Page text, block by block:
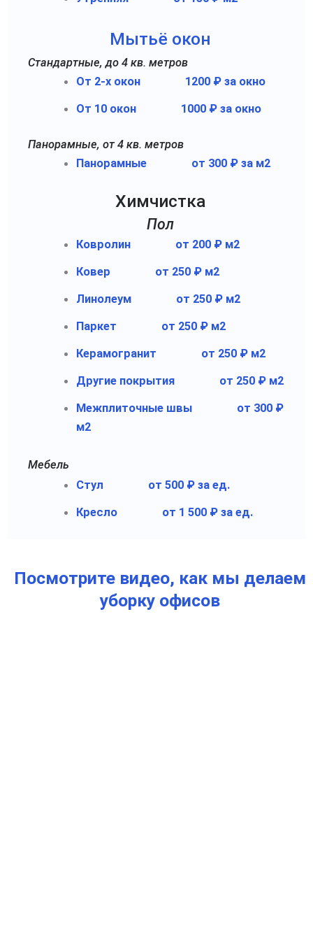
Мытьё окон
Стандартные, до 4 кв. метров
От 2-х окон
1200 ₽ за окно
От 10 окон 1000 ₽ за окно
Панорамные, от 4 кв. метров
Панорамные
от 300 ₽ за м2
Химчистка
Пол
Ковролин от 200 ₽ м2
Ковер от 250 ₽ м2
Линолеум от 250 ₽ м2
Паркет от 250 ₽ м2
Керамогранит от 250 ₽ м2
Другие покрытия от 250 ₽ м2
Межплиточные швы
от 300 ₽
м2
Мебель
Стул
от 500 ₽ за ед.
Кресло от 1 500 ₽ за ед.
Посмотрите видео, как мы делаем
уборку офисов